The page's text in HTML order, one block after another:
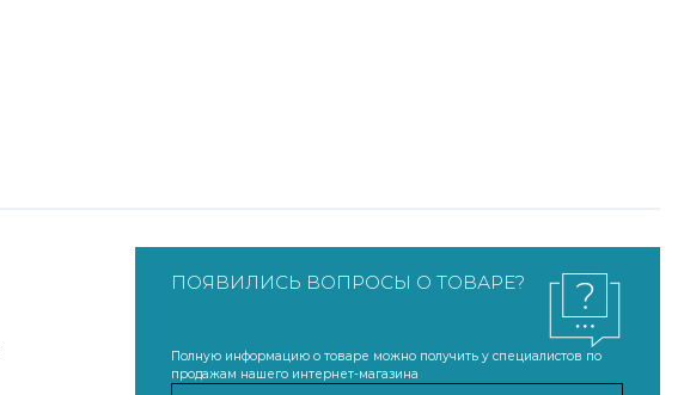
ПОЯВИЛИСЬ ВОПРОСЫ О ТОВАРЕ?
Полную информацию о товаре можно получить у специалистов по
продажам нашего интернет-магазина